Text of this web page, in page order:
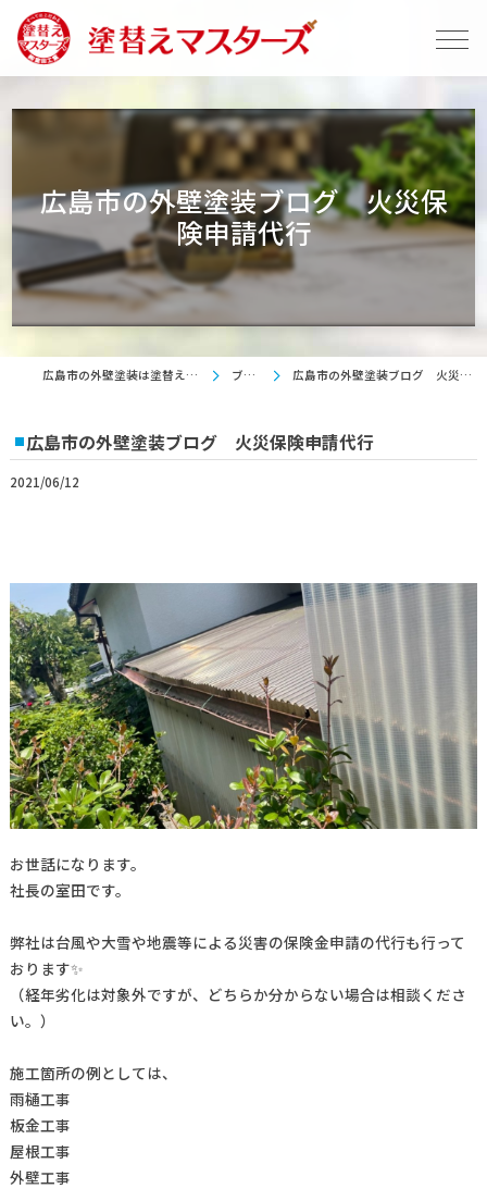
広島市の外壁塗装ブログ 火災保
険申請代行
広島市の外壁塗装は塗替えマスターズ ブログ 広島市の外壁塗装ブログ 火災保険申請代行
広島市の外壁塗装ブログ 火災保険申請代行
2021/06/12
お世話になります。
社長の室田です。
弊社は台風や大雪や地震等による災害の保険金申請の代行も行って
おります✨
（経年劣化は対象外ですが、どちらか分からない場合は相談くださ
い。）
施工箇所の例としては、
雨樋工事
板金工事
屋根工事
外壁工事